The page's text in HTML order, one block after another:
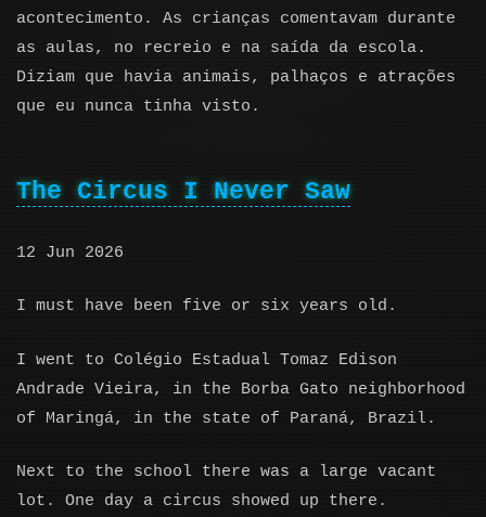
acontecimento. As crianças comentavam durante
as aulas, no recreio e na saída da escola.
Diziam que havia animais, palhaços e atrações
que eu nunca tinha visto.
The Circus I Never Saw
12 Jun 2026
I must have been five or six years old.
I went to Colégio Estadual Tomaz Edison
Andrade Vieira, in the Borba Gato neighborhood
of Maringá, in the state of Paraná, Brazil.
Next to the school there was a large vacant
lot. One day a circus showed up there.